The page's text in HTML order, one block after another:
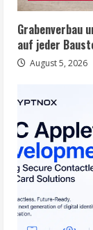
Grabenverbau
auf jeder
August 5, 2026